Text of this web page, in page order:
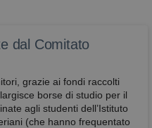
dal Comitato
grazie ai fondi raccolti
borse di studio per il
agli studenti dell’Istituto
(che hanno frequentato